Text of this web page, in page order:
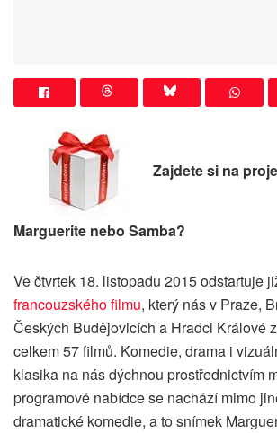
Zajdete si na
Marguerite nebo Samba?
Ve čtvrtek 18. listopadu 2015 odstartuje
francouzského filmu, který nás v Praze,
Českých Budějovicích a Hradci Králové
celkem 57 filmů. Komedie, drama i
klasika na nás dýchnou prostřednictvím
programové nabídce se nachází mimo
dramatické komedie, a to snímek